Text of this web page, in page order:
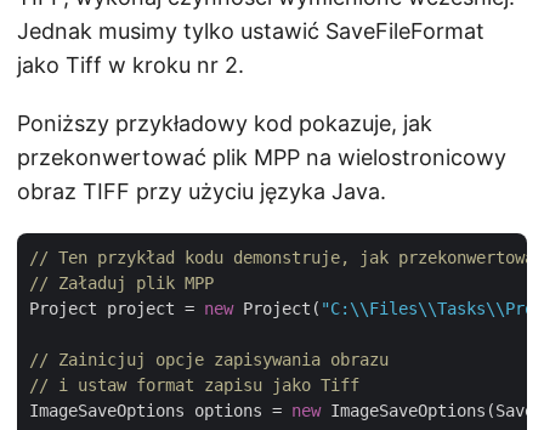
Jednak musimy tylko ustawić SaveFileFormat
jako Tiff w kroku nr 2.
Poniższy przykładowy kod pokazuje, jak
przekonwertować plik MPP na wielostronicowy
obraz TIFF przy użyciu języka Java.
// Ten przykład kodu demonstruje, jak
// Załaduj plik MPP
Project project = new Project(
// Zainicjuj opcje zapisywania obrazu
// i ustaw format zapisu jako Tiff
ImageSaveOptions options = new